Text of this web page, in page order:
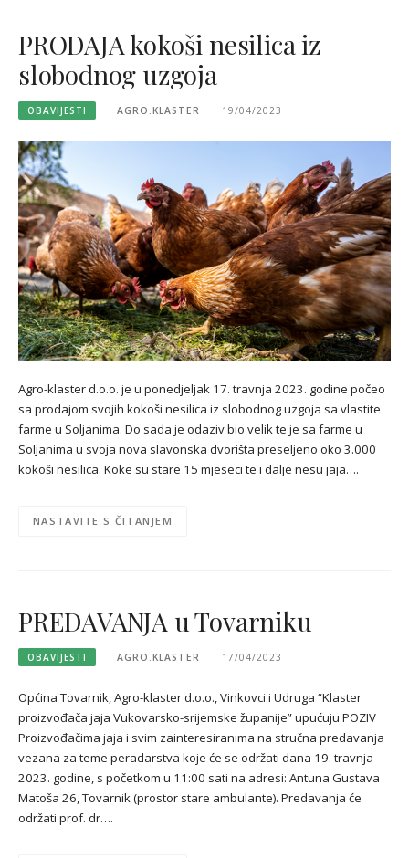
PRODAJA kokoši nesilica iz
slobodnog uzgoja
OBAVIJESTI AGRO.KLASTER 19/04/2023
Agro-klaster d.o.o. je u ponedjeljak 17. travnja 2023. godine počeo
sa prodajom svojih kokoši nesilica iz slobodnog uzgoja sa vlastite
farme u Soljanima. Do sada je odaziv bio velik te je sa farme u
Soljanima u svoja nova slavonska dvorišta preseljeno oko 3.000
kokoši nesilica. Koke su stare 15 mjeseci te i dalje nesu jaja….
NASTAVITE S ČITANJEM
PREDAVANJA u Tovarniku
OBAVIJESTI AGRO.KLASTER 17/04/2023
Općina Tovarnik, Agro-klaster d.o.o., Vinkovci i Udruga “Klaster
proizvođača jaja Vukovarsko-srijemske županije” upućuju POZIV
Proizvođačima jaja i svim zainteresiranima na stručna predavanja
vezana za teme peradarstva koje će se održati dana 19. travnja
2023. godine, s početkom u 11:00 sati na adresi: Antuna Gustava
Matoša 26, Tovarnik (prostor stare ambulante). Predavanja će
održati prof. dr….